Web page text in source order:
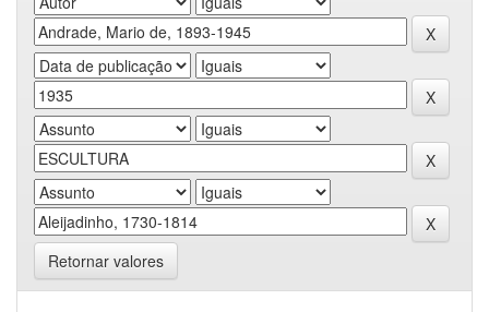
Retornar valores